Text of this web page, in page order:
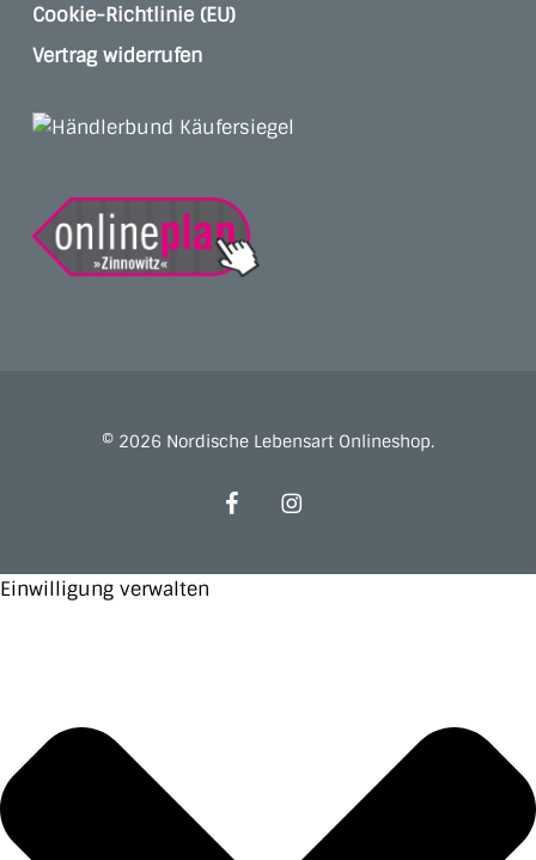
Cookie-Richtlinie (EU)
Vertrag widerrufen
© 2026 Nordische Lebensart Onlineshop.
facebookinstagram
Einwilligung verwalten